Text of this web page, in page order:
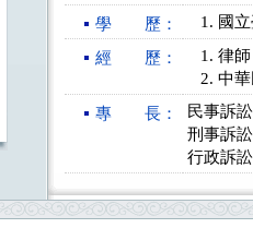
學 歷： 國
經 歷：
律師
中
專 長：
民事訴訟
刑事訴訟
行政訴訟